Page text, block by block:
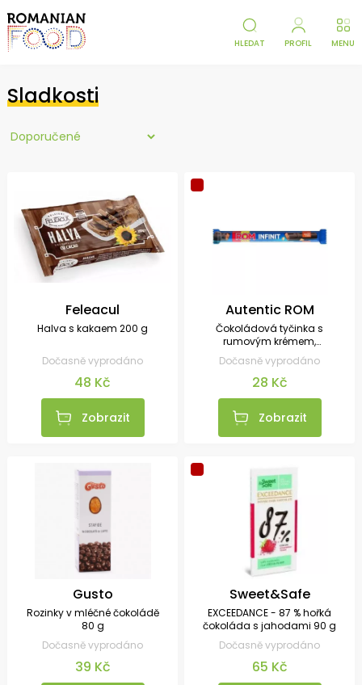
HLEDAT PROFIL MENU
Sladkosti
Feleacul
Halva s kakaem 200 g
Dočasně vyprodáno
48 Kč
Zobrazit
Autentic ROM
Čokoládová tyčinka s
rumovým krémem,
sušenkami a ořechovou
příchutí 37 g
Dočasně vyprodáno
28 Kč
Zobrazit
Gusto
Rozinky v mléčné čokoládě
80 g
Dočasně vyprodáno
39 Kč
Sweet&Safe
EXCEEDANCE - 87 % hořká
čokoláda s jahodami 90 g
Dočasně vyprodáno
65 Kč